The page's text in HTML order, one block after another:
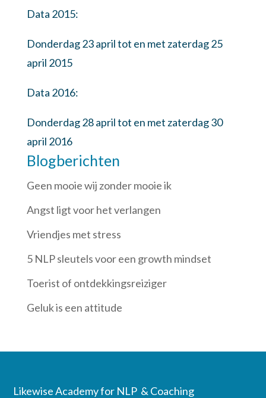
Data 2015:
Donderdag 23 april tot en met zaterdag 25
april 2015
Data 2016:
Donderdag 28 april tot en met zaterdag 30
april 2016
Blogberichten
Geen mooie wij zonder mooie ik
Angst ligt voor het verlangen
Vriendjes met stress
5 NLP sleutels voor een growth mindset
Toerist of ontdekkingsreiziger
Geluk is een attitude
Likewise Academy for NLP & Coaching